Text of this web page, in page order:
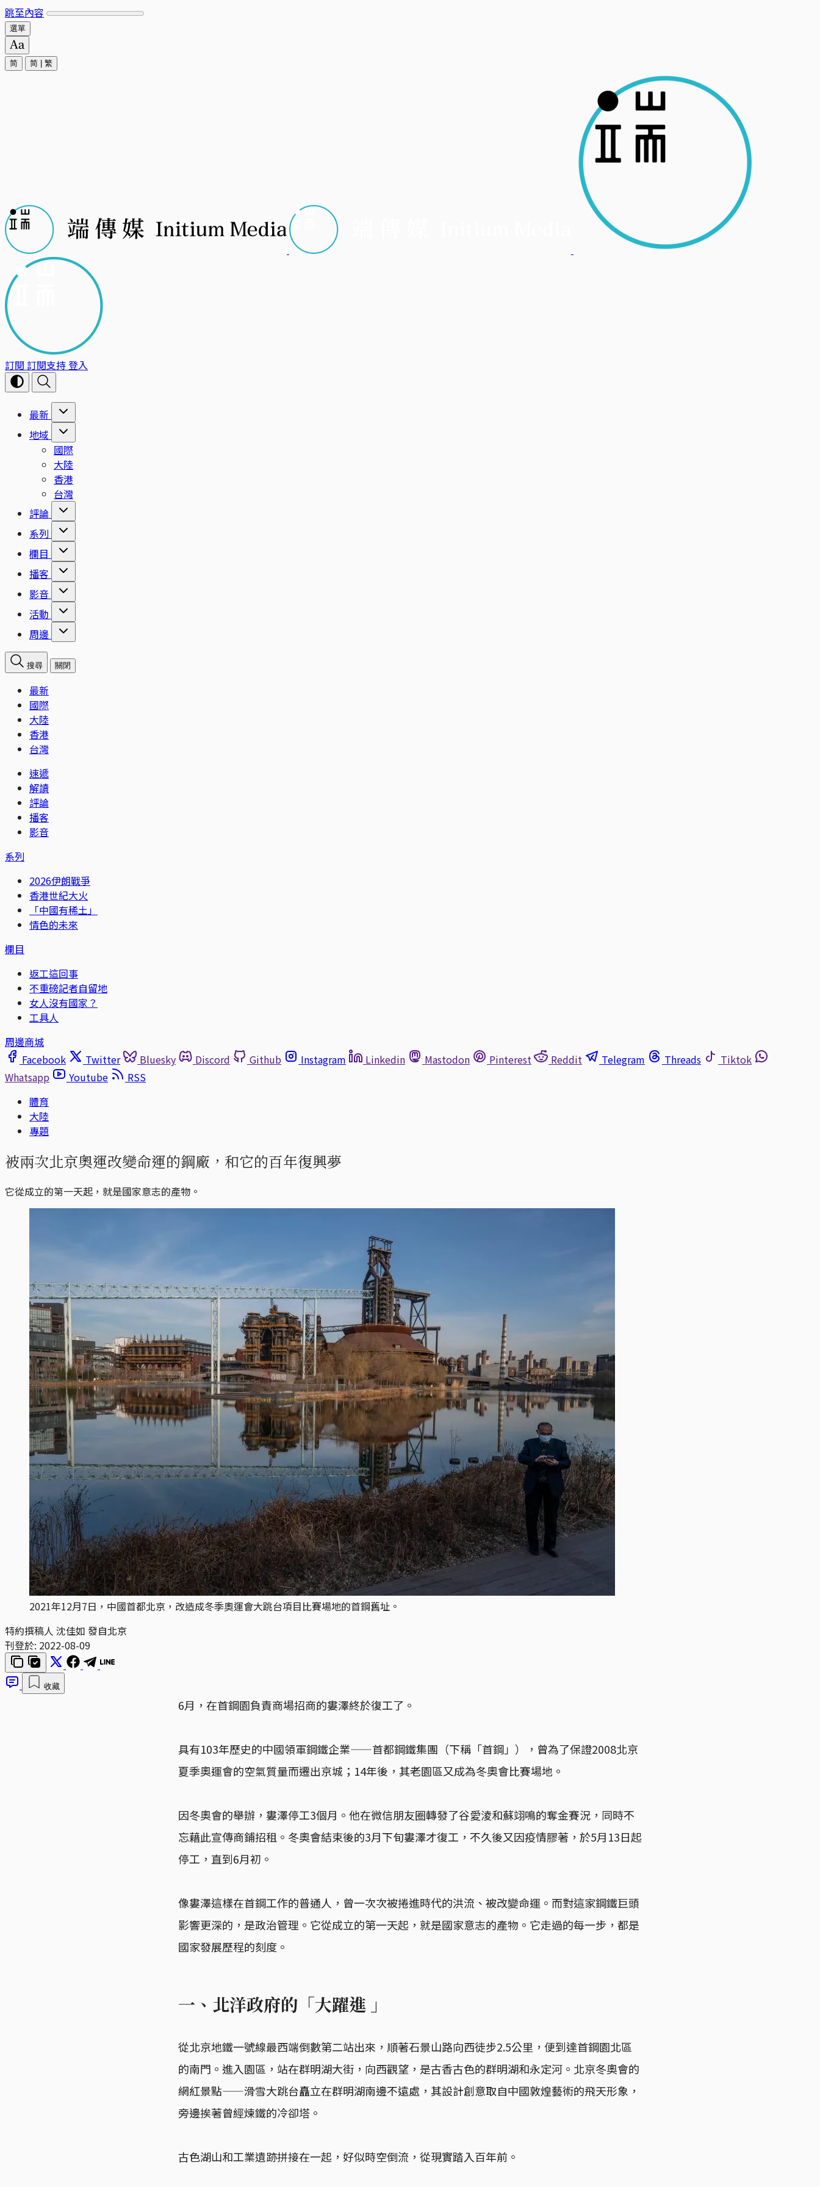
跳至內容
選單
简 简 繁
訂閱 訂閱支持登入
最新
地域
國際
大陸
香港
台灣
評論
系列
欄目
播客
影音
活動
周邊
搜尋 關閉
最新
國際
大陸
香港
台灣
速遞
解讀
評論
播客
影音
系列
2026伊朗戰爭
香港世紀大火
「中國有稀土」
情色的未來
欄目
返工這回事
不重磅記者自留地
女人沒有國家？
工具人
周邊商城
Facebook
Twitter Bluesky Discord Github Instagram Linkedin Mastodon Pinterest Reddit Telegram Threads
Tiktok
Whatsapp
Youtube
RSS
體育
大陸
專題
被兩次北京奧運改變命運的鋼廠，和它的百年復興夢
它從成立的第一天起，就是國家意志的產物。
2021年12月7日，中國首都北京，改造成冬季奧運會大跳台項目比賽場地的首鋼舊址。
特約撰稿人 沈佳如 發自北京
刊登於: 2022-08-09
收藏
6月，在首鋼園負責商場招商的婁澤終於復工了。
具有103年歷史的中國領軍鋼鐵企業——首都鋼鐵集團（下稱「首鋼」），曾為了保證2008北京
夏季奧運會的空氣質量而遷出京城；14年後，其老園區又成為冬奧會比賽場地。
因冬奧會的舉辦，婁澤停工3個月。他在微信朋友圈轉發了谷愛淩和蘇翊鳴的奪金賽況，同時不
忘藉此宣傳商鋪招租。冬奧會結束後的3月下旬婁澤才復工，不久後又因疫情膠著，於5月13日起
停工，直到6月初。
像婁澤這樣在首鋼工作的普通人，曾一次次被捲進時代的洪流、被改變命運。而對這家鋼鐵巨頭
影響更深的，是政治管理。它從成立的第一天起，就是國家意志的產物。它走過的每一步，都是
國家發展歷程的刻度。
一、北洋政府的「大躍進 」
從北京地鐵一號線最西端倒數第二站出來，順著石景山路向西徒步2.5公里，便到達首鋼園北區
的南門。進入園區，站在群明湖大街，向西觀望，是古香古色的群明湖和永定河。北京冬奧會的
網紅景點——滑雪大跳台矗立在群明湖南邊不遠處，其設計創意取自中國敦煌藝術的飛天形象，
旁邊挨著曾經煉鐵的冷卻塔。
古色湖山和工業遺跡拼接在一起，好似時空倒流，從現實踏入百年前。